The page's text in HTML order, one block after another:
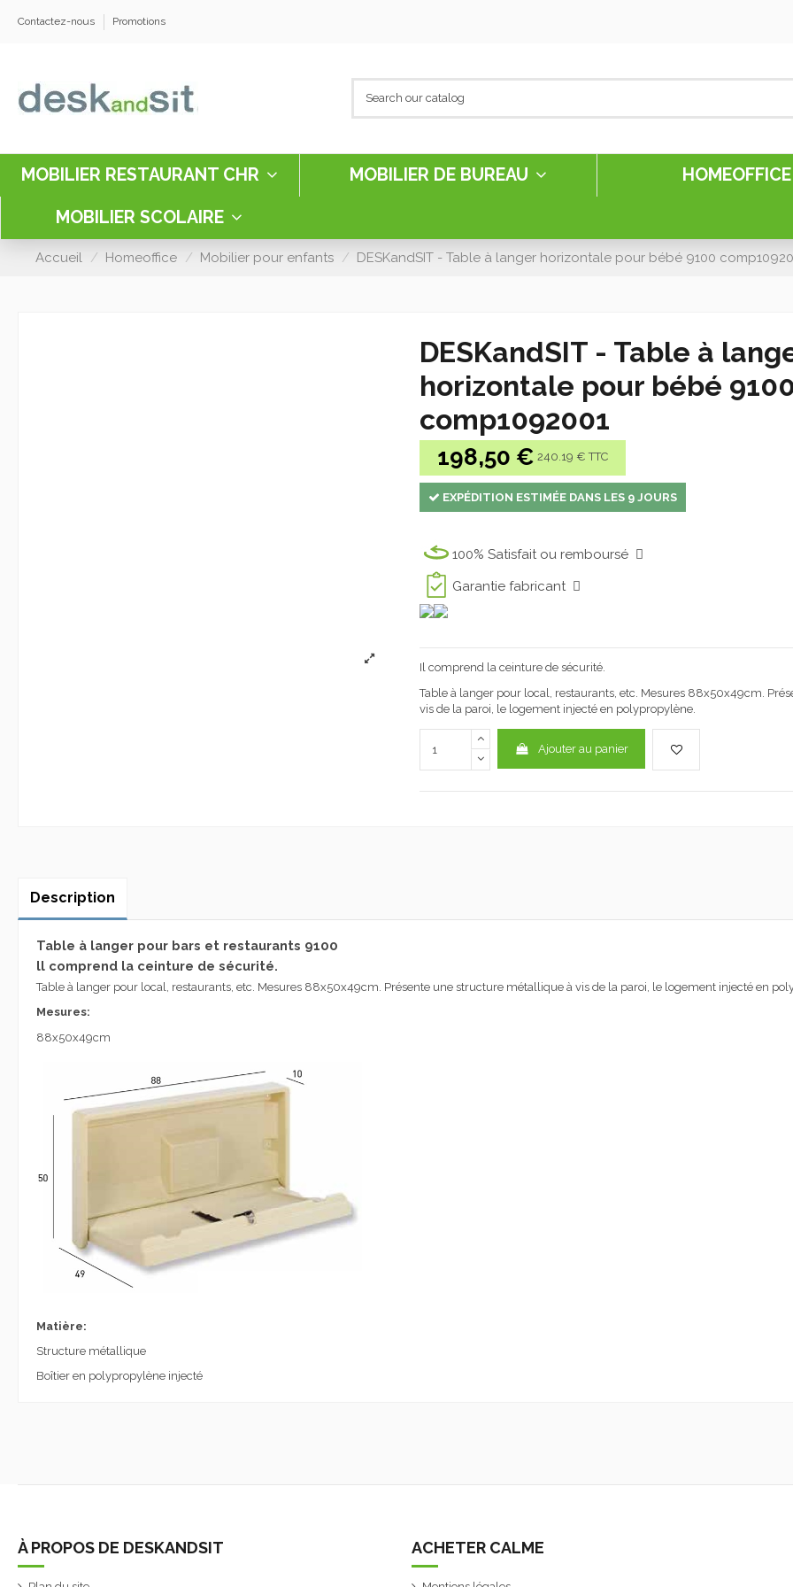
Contactez-nous Promotions
MOBILIER RESTAURANT CHR MOBILIER DE BUREAU HOMEOFFICE
MOBILIER SCOLAIRE
Accueil Homeoffice Mobilier pour enfants DESKandSIT - Table à langer horizontale pour bébé 9100
DESKandSIT - Table à
horizontale pour bébé
comp1092001
198,50 € 240.19 € TTC
EXPÉDITION ESTIMÉE DANS LES 9 JOURS
100% Satisfait ou remboursé
Garantie fabricant
Il comprend la ceinture de sécurité.
Table à langer pour local, restaurants, etc. Mesures 88x50x49cm.
vis de la paroi, le logement injecté en polypropylène.
Ajouter au panier
Description
Table à langer pour bars et restaurants 9100
ll comprend la ceinture de sécurité.
Table à langer pour local, restaurants, etc. Mesures 88x50x49cm. Présente une structure métallique à vis de la paroi, le logement injecté en
Mesures:
88x50x49cm
Matière:
Structure métallique
Boîtier en polypropylène injecté
À PROPOS DE DESKANDSIT ACHETER CALME